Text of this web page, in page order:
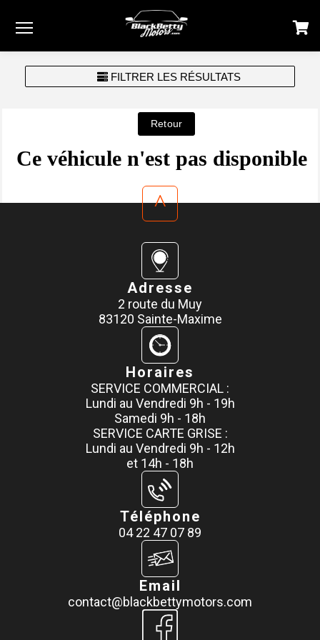
FILTRER LES RÉSULTATS
Ce véhicule n'est pas disponible
^
Adresse
2 route du Muy
83120 Sainte-Maxime
Horaires
SERVICE COMMERCIAL :
Lundi au Vendredi 9h - 19h
Samedi 9h - 18h
SERVICE CARTE GRISE :
Lundi au Vendredi 9h - 12h
et 14h - 18h
Téléphone
04 22 47 07 89
Email
contact@blackbettymotors.com